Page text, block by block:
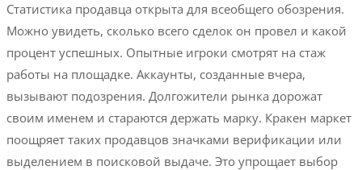
Статистика продавца открыта для всеобщего обозрения.
Можно увидеть, сколько всего сделок он провел и какой
процент успешных. Опытные игроки смотрят на стаж
работы на площадке. Аккаунты, созданные вчера,
вызывают подозрения. Долгожители рынка дорожат
своим именем и стараются держать марку. Кракен маркет
поощряет таких продавцов значками верификации или
выделением в поисковой выдаче. Это упрощает выбор